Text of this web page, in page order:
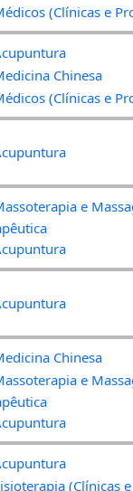
(Clínicas e
Chinesa
(Clínicas e
e
Chinesa
e
(Clínicas e